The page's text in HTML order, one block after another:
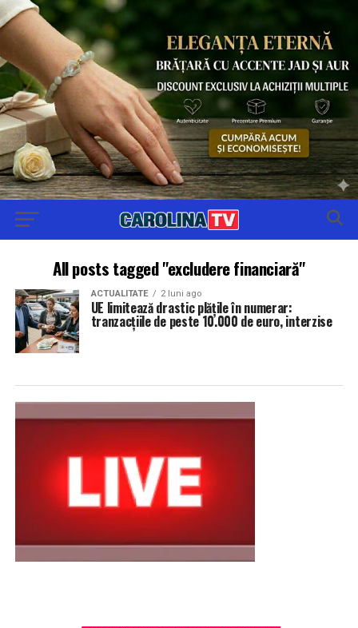
All posts tagged "excludere financiară"
ACTUALITATE 2 luni ago
UE limitează drastic plățile în numerar:
tranzacțiile de peste 10.000 de euro, interzise